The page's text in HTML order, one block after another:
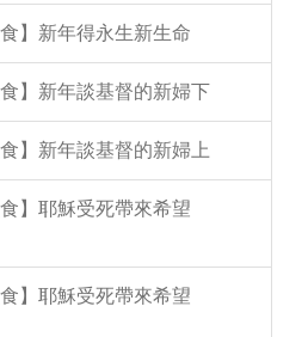
】新年得永生新生命
】新年談基督的新婦下
】新年談基督的新婦上
】耶穌受死帶來希望
】耶穌受死帶來希望